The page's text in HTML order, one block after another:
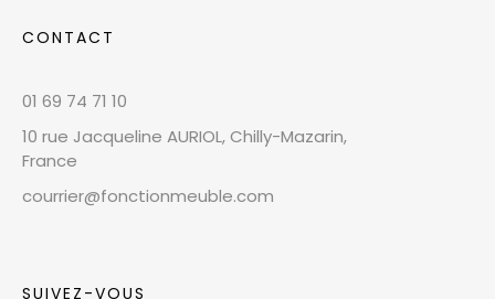
CONTACT
01 69 74 71 10
10 rue Jacqueline AURIOL, Chilly-Mazarin,
France
courrier@fonctionmeuble.com
SUIVEZ-VOUS